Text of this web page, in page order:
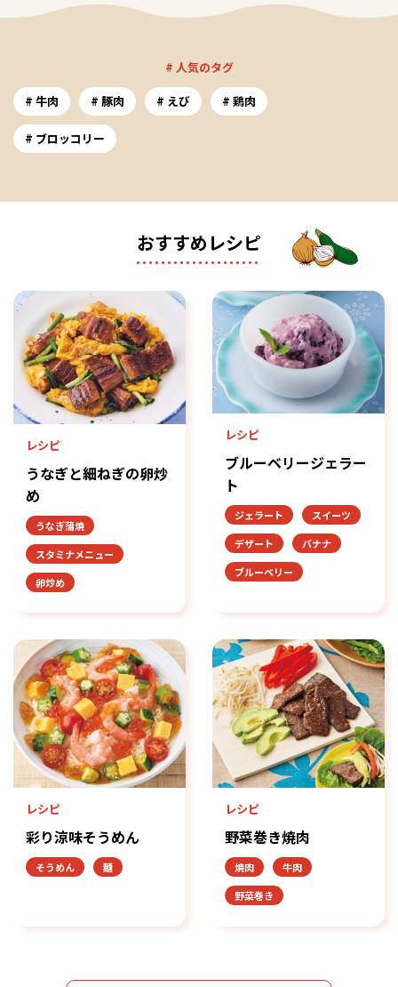
# 人気のタグ
牛肉
豚肉 えび 鶏肉
ブロッコリー
おすすめレシピ
レシピ
うなぎと細ねぎの卵炒
め
うなぎ蒲焼
スタミナメニュー
卵炒め
レシピ
ブルーベリージェラー
ト
ジェラート
スイーツ
デザート
バナナ
ブルーベリー
レシピ
彩り涼味そうめん
そうめん 麺
レシピ
野菜巻き焼肉
焼肉
牛肉
野菜巻き